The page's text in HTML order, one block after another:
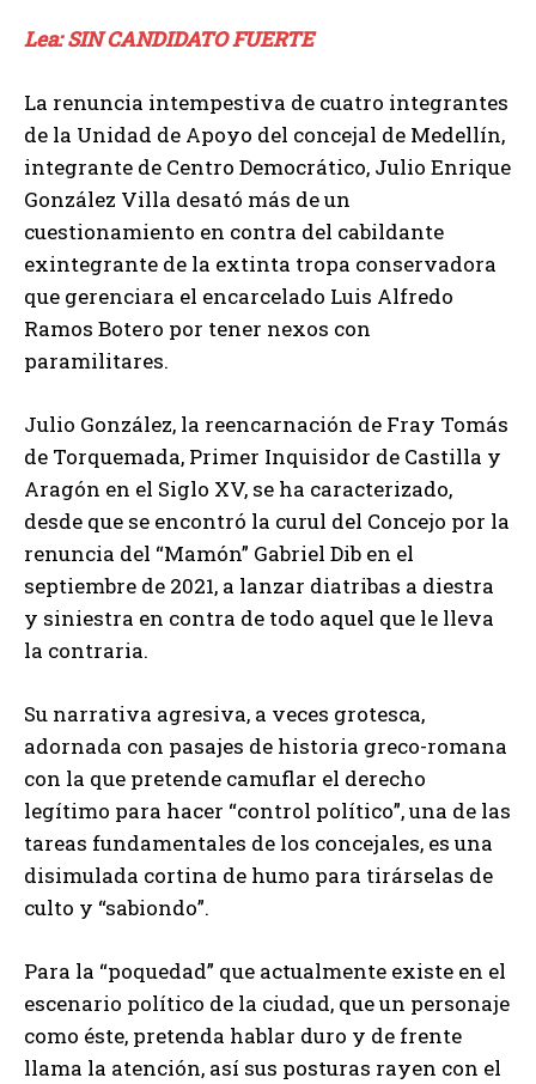
Lea: SIN CANDIDATO FUERTE
La renuncia intempestiva de cuatro integrantes
de la Unidad de Apoyo del concejal de Medellín,
integrante de Centro Democrático, Julio Enrique
González Villa desató más de un
cuestionamiento en contra del cabildante
exintegrante de la extinta tropa conservadora
que gerenciara el encarcelado Luis Alfredo
Ramos Botero por tener nexos con
paramilitares.
Julio González, la reencarnación de Fray Tomás
de Torquemada, Primer Inquisidor de Castilla y
Aragón en el Siglo XV, se ha caracterizado,
desde que se encontró la curul del Concejo por la
renuncia del “Mamón” Gabriel Dib en el
septiembre de 2021, a lanzar diatribas a diestra
y siniestra en contra de todo aquel que le lleva
la contraria.
Su narrativa agresiva, a veces grotesca,
adornada con pasajes de historia greco-romana
con la que pretende camuflar el derecho
legítimo para hacer “control político”, una de las
tareas fundamentales de los concejales, es una
disimulada cortina de humo para tirárselas de
culto y “sabiondo”.
Para la “poquedad” que actualmente existe en el
escenario político de la ciudad, que un personaje
como éste, pretenda hablar duro y de frente
llama la atención, así sus posturas rayen con el